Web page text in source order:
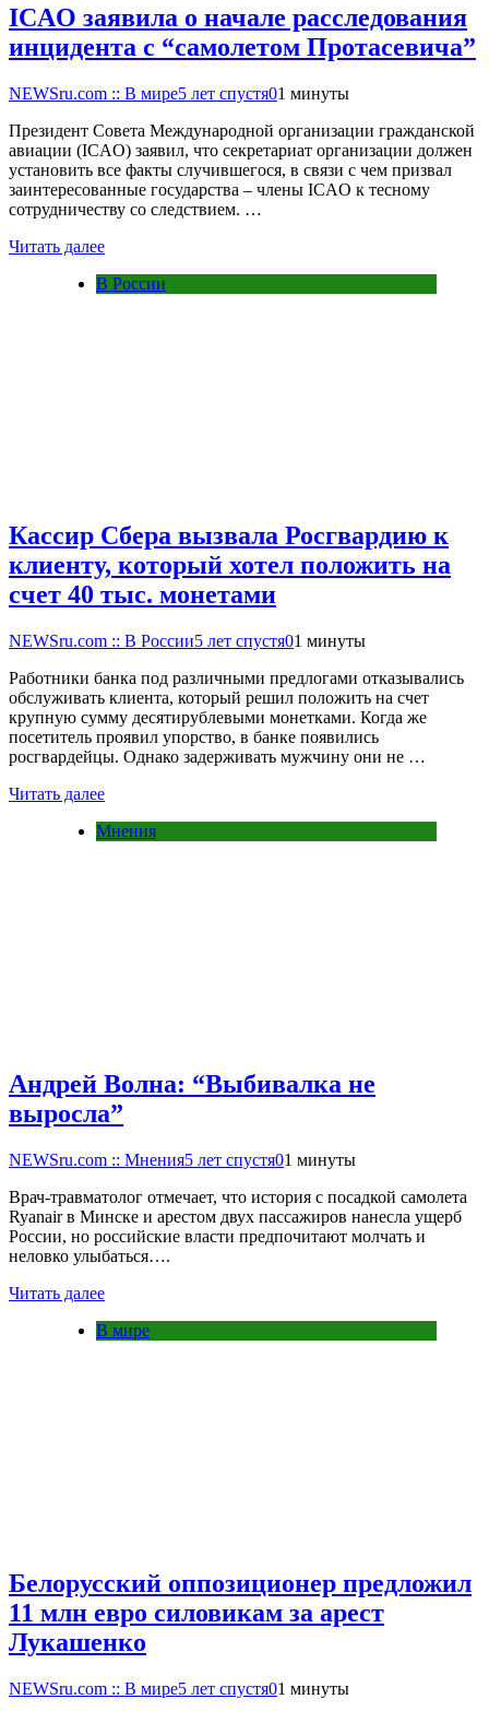
ICAO заявила о начале расследования
инцидента с “самолетом Протасевича”
NEWSru.com :: В мире5 лет спустя01 минуты
Президент Совета Международной организации гражданской
авиации (ICAO) заявил, что секретариат организации должен
установить все факты случившегося, в связи с чем призвал
заинтересованные государства – члены ICAO к тесному
сотрудничеству со следствием. …
Читать далее
В России
Кассир Сбера вызвала Росгвардию к
клиенту, который хотел положить на
счет 40 тыс. монетами
NEWSru.com :: В России5 лет спустя01 минуты
Работники банка под различными предлогами отказывались
обслуживать клиента, который решил положить на счет
крупную сумму десятирублевыми монетками. Когда же
посетитель проявил упорство, в банке появились
росгвардейцы. Однако задерживать мужчину они не …
Читать далее
Мнения
Андрей Волна: “Выбивалка не
выросла”
NEWSru.com :: Мнения5 лет спустя01 минуты
Врач-травматолог отмечает, что история с посадкой самолета
Ryanair в Минске и арестом двух пассажиров нанесла ущерб
России, но российские власти предпочитают молчать и
неловко улыбаться….
Читать далее
В мире
Белорусский оппозиционер предложил
11 млн евро силовикам за арест
Лукашенко
NEWSru.com :: В мире5 лет спустя01 минуты